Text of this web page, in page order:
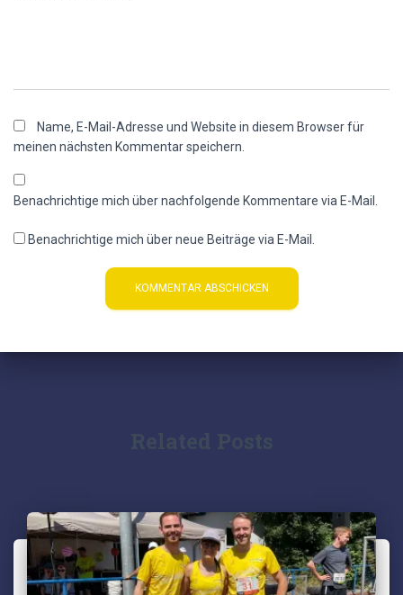
Name, E-Mail-Adresse und Website in diesem Browser für
meinen nächsten Kommentar speichern.
Benachrichtige mich über nachfolgende Kommentare via E-Mail.
Benachrichtige mich über neue Beiträge via E-Mail.